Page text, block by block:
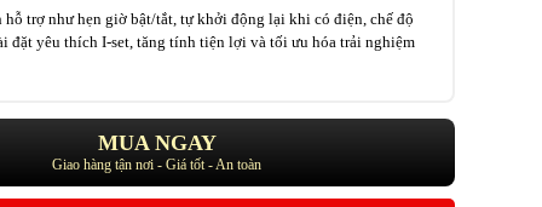
hỗ trợ như hẹn giờ bật/tắt, tự khởi động lại khi có điện, chế độ
đặt yêu thích I-set, tăng tính tiện lợi và tối ưu hóa trải nghiệm
MUA NGAY
Giao hàng tận nơi - Giá tốt - An toàn